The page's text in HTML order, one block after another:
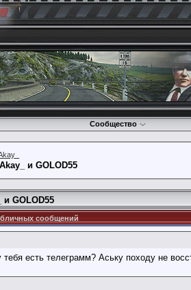
Сообщество
и GOLOD55
GOLOD55
сообщений
тебя есть телеграмм? Аську походу не